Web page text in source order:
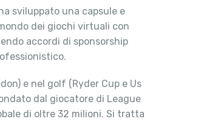
sviluppato una capsule e
dei giochi virtuali con
accordi di sponsorship
e nel golf (Ryder Cup e Us
dal giocatore di League
di oltre 32 milioni. Si tratta